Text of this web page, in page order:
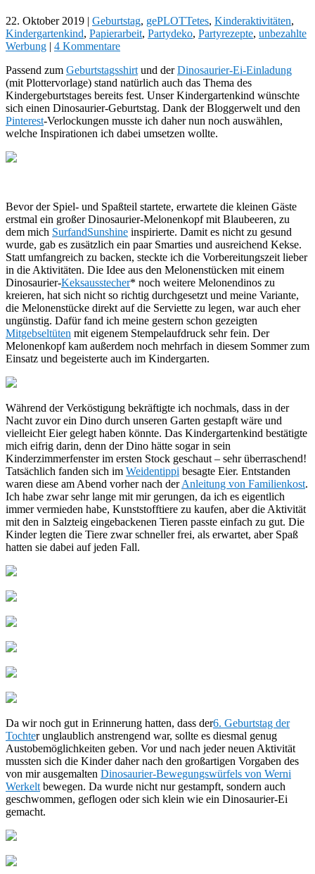
22. Oktober 2019 | Geburtstag, gePLOTTetes, Kinderaktivitäten,
Kindergartenkind, Papierarbeit, Partydeko, Partyrezepte, unbezahlte
Werbung | 4 Kommentare
Passend zum Geburtstagsshirt und derDinosaurier-Ei-Einladung
(mit Plottervorlage) stand natürlich auch das Thema des
Kindergeburtstages bereits fest. Unser Kindergartenkind wünschte
sich einen Dinosaurier-Geburtstag. Dank der Bloggerwelt und den
Pinterest-Verlockungen musste ich daher nun noch auswählen,
welche Inspirationen ich dabei umsetzen wollte.
Bevor der Spiel- und Spaßteil startete, erwartete die kleinen Gäste
erstmal ein großer Dinosaurier-Melonenkopf mit Blaubeeren, zu
dem mich SurfandSunshine inspirierte. Damit es nicht zu gesund
wurde, gab es zusätzlich ein paar Smarties und ausreichend Kekse.
Statt umfangreich zu backen, steckte ich die Vorbereitungszeit lieber
in die Aktivitäten. Die Idee aus den Melonenstücken mit einem
Dinosaurier-Keksausstecher* noch weitere Melonendinos zu
kreieren, hat sich nicht so richtig durchgesetzt und meine Variante,
die Melonenstücke direkt auf die Serviette zu legen, war auch eher
ungünstig. Dafür fand ich meine gestern schon gezeigten
Mitgebseltüten mit eigenem Stempelaufdruck sehr fein. Der
Melonenkopf kam außerdem noch mehrfach in diesem Sommer zum
Einsatz und begeisterte auch im Kindergarten.
Während der Verköstigung bekräftigte ich nochmals, dass in der
Nacht zuvor ein Dino durch unseren Garten gestapft wäre und
vielleicht Eier gelegt haben könnte. Das Kindergartenkind bestätigte
mich eifrig darin, denn der Dino hätte sogar in sein
Kinderzimmerfenster im ersten Stock geschaut – sehr überraschend!
Tatsächlich fanden sich im Weidentippi besagte Eier. Entstanden
waren diese am Abend vorher nach derAnleitung von Familienkost.
Ich habe zwar sehr lange mit mir gerungen, da ich es eigentlich
immer vermieden habe, Kunststofftiere zu kaufen, aber die Aktivität
mit den in Salzteig eingebackenen Tieren passte einfach zu gut. Die
Kinder legten die Tiere zwar schneller frei, als erwartet, aber Spaß
hatten sie dabei auf jeden Fall.
Da wir noch gut in Erinnerung hatten, dass der6. Geburtstag der
Tochter unglaublich anstrengend war, sollte es diesmal genug
Austobemöglichkeiten geben. Vor und nach jeder neuen Aktivität
mussten sich die Kinder daher nach den großartigen Vorgaben des
von mir ausgemalten Dinosaurier-Bewegungswürfels von Werni
Werkelt bewegen. Da wurde nicht nur gestampft, sondern auch
geschwommen, geflogen oder sich klein wie ein Dinosaurier-Ei
gemacht.